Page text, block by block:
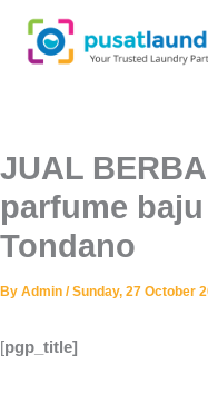
content
JUAL
parfume
Tondano
By Admin /Sunday, 27 October
[pgp_title]